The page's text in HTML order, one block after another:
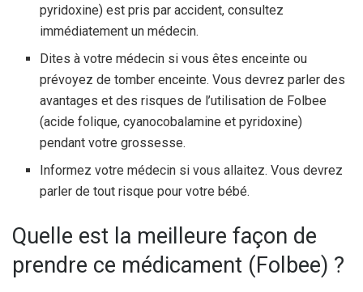
pyridoxine) est pris par accident, consultez
immédiatement un médecin.
Dites à votre médecin si vous êtes enceinte ou
prévoyez de tomber enceinte. Vous devrez parler des
avantages et des risques de l’utilisation de Folbee
(acide folique, cyanocobalamine et pyridoxine)
pendant votre grossesse.
Informez votre médecin si vous allaitez. Vous devrez
parler de tout risque pour votre bébé.
Quelle est la meilleure façon de
prendre ce médicament (Folbee) ?